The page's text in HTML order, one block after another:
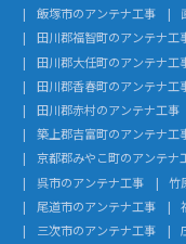
飯塚市のアンテナ工事
田川郡福智町のアンテナ工
田川郡大任町のアンテナ工
田川郡香春町のアンテナ工
田川郡赤村のアンテナ工事
築上郡吉富町のアンテナ工
京都郡みやこ町のアンテナ
呉市のアンテナ工事
竹
尾道市のアンテナ工事
三次市のアンテナ工事